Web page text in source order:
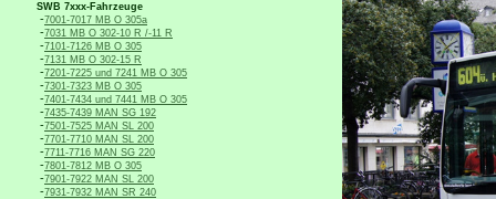
SWB 7xxx-Fahrzeuge
-7001-7017 MB O 305a
-7031 MB O 302-10 R /-11 R
-7101-7126 MB O 305
-7131 MB O 302-15 R
-7201-7225 und 7241 MB O 305
-7301-7323 MB O 305
-7401-7434 und 7441 MB O 305
-7435-7439 MAN SG 192
-7501-7525 MAN SL 200
-7701-7710 MAN SL 200
-7711-7716 MAN SG 220
-7801-7812 MB O 305
-7901-7922 MAN SL 200
-7931-7932 MAN SR 240